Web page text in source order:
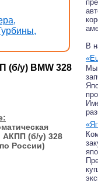
(б/у) BMW 328
АКПП (б/у) 328
России)
В
Мы